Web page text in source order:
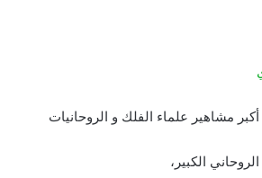
مشاهير علماء الفلك و الروحانيات
الكبير،